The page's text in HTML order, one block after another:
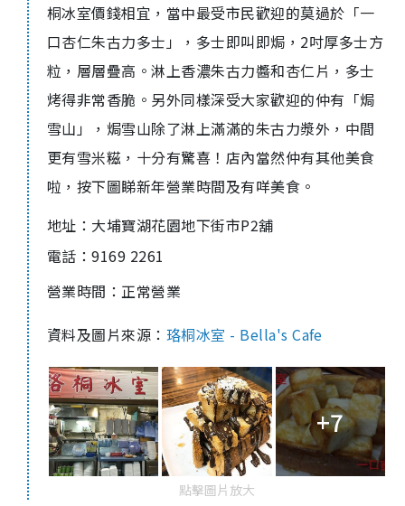
桐冰室價錢相宜，當中最受市民歡迎的莫過於「一
口杏仁朱古力多士」，多士即叫即焗，2吋厚多士方
粒，層層疊高。淋上香濃朱古力醬和杏仁片，多士
烤得非常香脆。另外同樣深受大家歡迎的仲有「焗
雪山」，焗雪山除了淋上滿滿的朱古力漿外，中間
更有雪米糍，十分有驚喜！店內當然仲有其他美食
啦，按下圖睇新年營業時間及有咩美食。
地址： 大埔寶湖花園地下街市P2舖
電話：9169 2261
營業時間：正常營業
資料及圖片來源： 珞桐冰室 - Bella's Cafe
+7
點擊圖片放大